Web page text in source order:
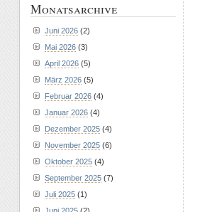
Monatsarchive
Juni 2026 (2)
Mai 2026 (3)
April 2026 (5)
März 2026 (5)
Februar 2026 (4)
Januar 2026 (4)
Dezember 2025 (4)
November 2025 (6)
Oktober 2025 (4)
September 2025 (7)
Juli 2025 (1)